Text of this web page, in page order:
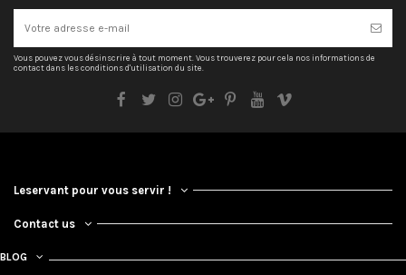
Vous pouvez vous désinscrire à tout moment. Vous trouverez pour cela nos informations de
contact dans les conditions d'utilisation du site.
Leservant pour vous servir !
Contact us
BLOG